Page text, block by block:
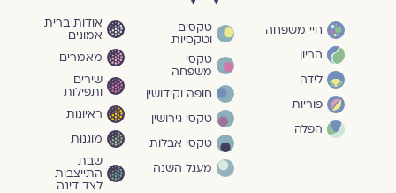
חיי משפחה
הריון
לידה
פוריות
הפלה
טקסים
וטקסיות
טקסי
משפחה
חופה וקידושין
טקסי גירושין
טקסי אבלות
מעגל השנה
אודות ברית
אמונים
מאמרים
שירים
ותפילות
ראיונות
מוגנוּת
שבת
התייצבות
לצד דינה